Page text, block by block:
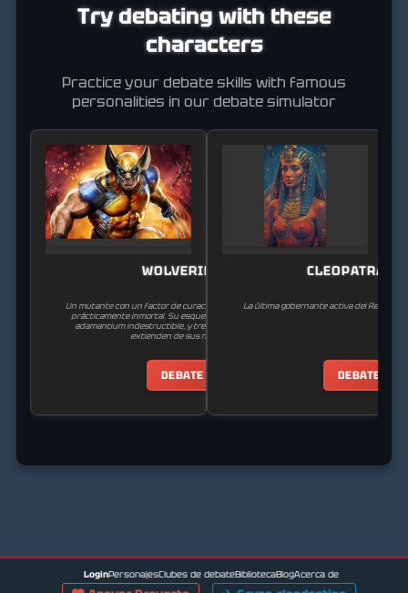
Try debating with these
characters
Practice your debate skills with famous
personalities in our debate simulator
WOLVERINE
Un mutante con un factor de curación extremo que lo hace
prácticamente inmortal. Su esqueleto está recubierto de
adamantium indestructible, y tres garras retráctiles se
extienden de sus nudillos.
DEBATE
CLEOPATRA
La última gobernante activa del Reino
DEBATE
LoginPersonajesClubes de debateBibliotecaBlogAcerca de